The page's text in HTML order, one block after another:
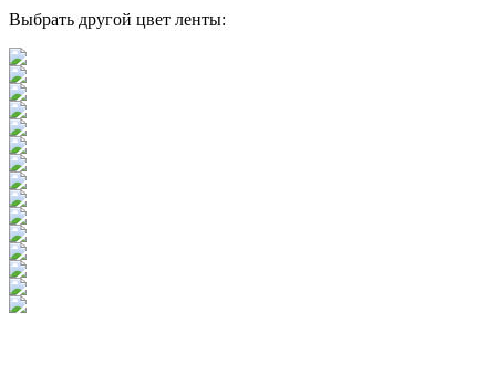
Выбрать другой цвет ленты: